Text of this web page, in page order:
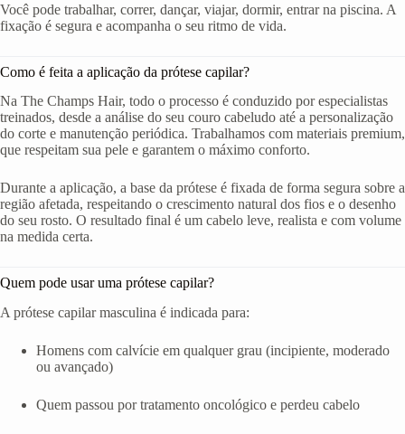
Você pode trabalhar, correr, dançar, viajar, dormir, entrar na piscina. A
fixação é segura e acompanha o seu ritmo de vida.
Como é feita a aplicação da prótese capilar?
Na The Champs Hair, todo o processo é conduzido por especialistas
treinados, desde a análise do seu couro cabeludo até a personalização
do corte e manutenção periódica. Trabalhamos com materiais premium,
que respeitam sua pele e garantem o máximo conforto.
Durante a aplicação, a base da prótese é fixada de forma segura sobre a
região afetada, respeitando o crescimento natural dos fios e o desenho
do seu rosto. O resultado final é um cabelo leve, realista e com volume
na medida certa.
Quem pode usar uma prótese capilar?
A prótese capilar masculina é indicada para:
Homens com calvície em qualquer grau (incipiente, moderado
ou avançado)
Quem passou por tratamento oncológico e perdeu cabelo